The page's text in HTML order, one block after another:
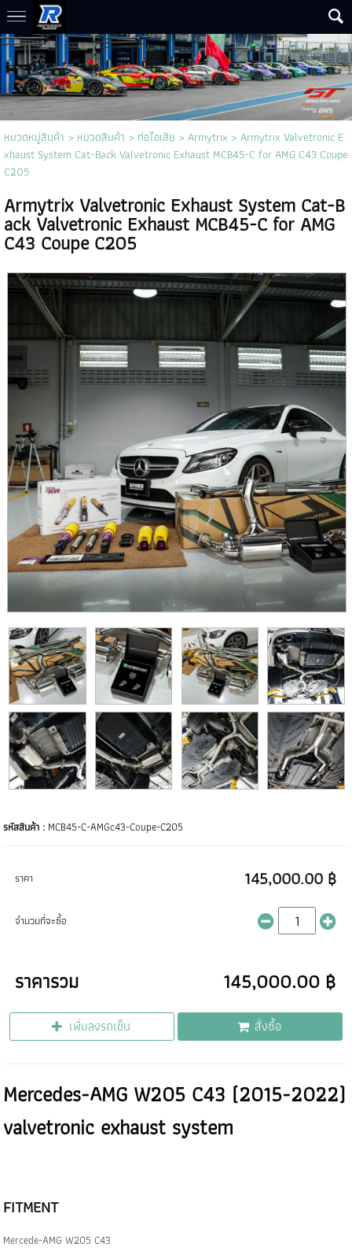
หมวดหมู่สินค้า > หมวดสินค้า > ท่อไอเสีย >Armytrix > Armytrix Valvetronic E
xhaust System Cat-Back Valvetronic Exhaust MCB45-C for AMG C43 Coupe
C205
Armytrix Valvetronic Exhaust System Cat-B
ack Valvetronic Exhaust MCB45-C for AMG
C43 Coupe C205
รหัสสินค้า : MCB45-C-AMGc43-Coupe-C205
ราคา 145,000.00 ฿
จำนวนที่จะซื้อ
ราคารวม 145,000.00 ฿
เพิ่มลงรถเข็น สั่งซื้อ
Mercedes-AMG W205 C43 (2015-2022)
valvetronic exhaust system
FITMENT
Mercede-AMG W205 C43